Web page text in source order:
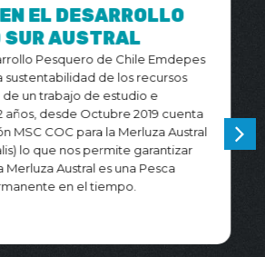
HISTÓRICO EN
tiene como visión desarrollar una
responsable y sostenible, basada
eficiente de los recursos
compromiso permanente con su
empresa reconoce que la
los recursos pesqueros es
proyectar la actividad en el
orienta su gestión hacia buenas
trazabilidad, calidad y
marino. Con esta visión, Pesca